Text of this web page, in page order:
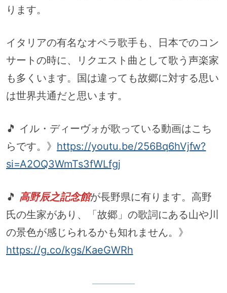
ります。
イタリアの有名なオペラ歌手も、日本でのコン
サートの時に、リクエスト曲として歌う声楽家
も多くいます。国は違っても故郷に対する思い
は世界共通だと思います。
🎵 イル・ディーヴォが歌っている動画はこち
らです。》 https://youtu.be/256Bq6hVjfw?
si=A2OQ3WmTs3fWLfgj
🎵 高野辰之記念館が長野県に有ります。高野
氏の生家があり、「故郷」の歌詞にある山や川
の景色が感じられるかも知れません。》
https://g.co/kgs/KaeGWRh